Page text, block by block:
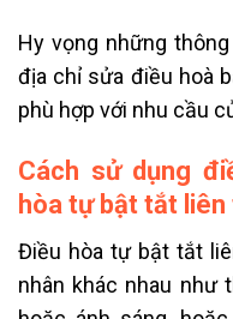
Hy vọng những
địa chỉ sửa điều hoà
phù hợp với nhu cầu
Cách sử dụng
hòa tự bật tắt
Điều hòa tự bật tắt
nhân khác nhau như